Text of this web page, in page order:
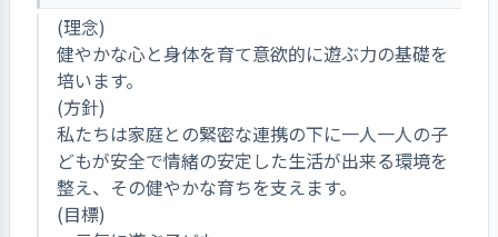
(理念)
健やかな心と身体を育て意欲的に遊ぶ力の基礎を
培います。
(方針)
私たちは家庭との緊密な連携の下に一人一人の子
どもが安全で情緒の安定した生活が出来る環境を
整え、その健やかな育ちを支えます。
(目標)